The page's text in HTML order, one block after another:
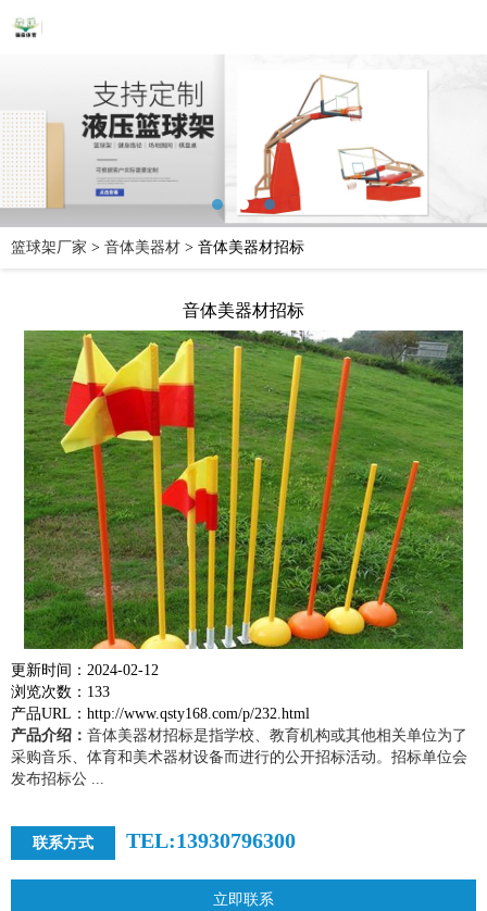
篮球架厂家 > 音体美器材 > 音体美器材招标
音体美器材招标
更新时间：2024-02-12
浏览次数：133
产品URL：http://www.qsty168.com/p/232.html
产品介绍： 音体美器材招标是指学校、教育机构或其他相关单位为了
采购音乐、体育和美术器材设备而进行的公开招标活动。招标单位会
发布招标公 ...
联系方式 TEL:13930796300
立即联系